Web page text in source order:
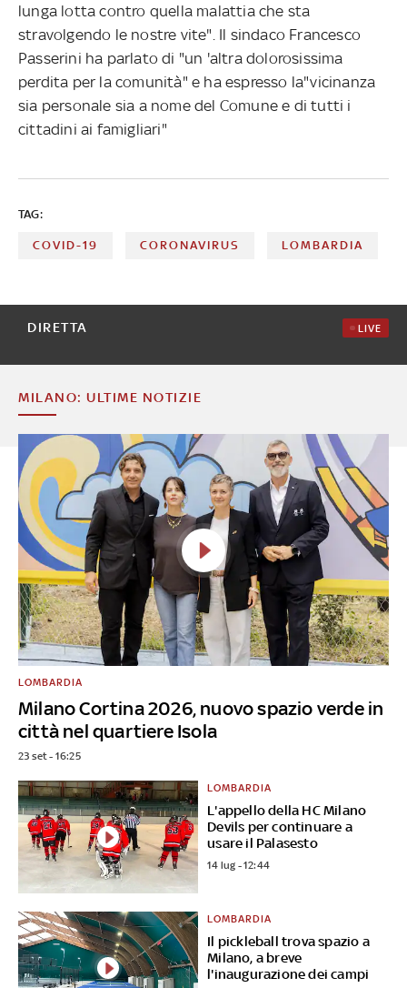
lunga lotta contro quella malattia che sta
stravolgendo le nostre vite". Il sindaco Francesco
Passerini ha parlato di "un 'altra dolorosissima
perdita per la comunità" e ha espresso la"vicinanza
sia personale sia a nome del Comune e di tutti i
cittadini ai famigliari"
TAG:
COVID-19 CORONAVIRUS LOMBARDIA
DIRETTA LIVE
MILANO: ULTIME NOTIZIE
Milano Cortina 2026, nuovo spazio verde in
città nel quartiere Isola
LOMBARDIA
23 set - 16:25
L'appello della HC Milano
Devils per continuare a
usare il Palasesto
LOMBARDIA
14 lug - 12:44
Il pickleball trova spazio a
Milano, a breve
l'inaugurazione dei campi
LOMBARDIA